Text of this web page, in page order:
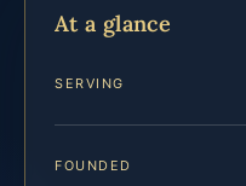
At a glance
SERVING
FOUNDED